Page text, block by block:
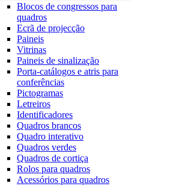
Blocos de congressos para
quadros
Ecrã de projecção
Paineis
Vitrinas
Paineis de sinalização
Porta-catálogos e atris para
conferências
Pictogramas
Letreiros
Identificadores
Quadros brancos
Quadro interativo
Quadros verdes
Quadros de cortiça
Rolos para quadros
Acessórios para quadros